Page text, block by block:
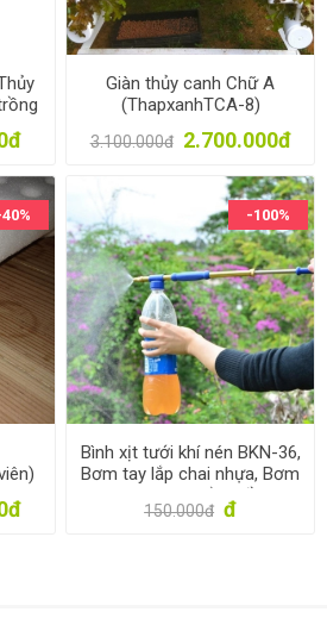
Giàn thủy canh Chữ A
(ThapxanhTCA-8)
3.100.000đ 2.700.000đ
-100%
Bình xịt tưới khí nén BKN-36,
Bơm tay lắp chai nhựa, Bơm
phun sương bằng đồng
150.000đ đ